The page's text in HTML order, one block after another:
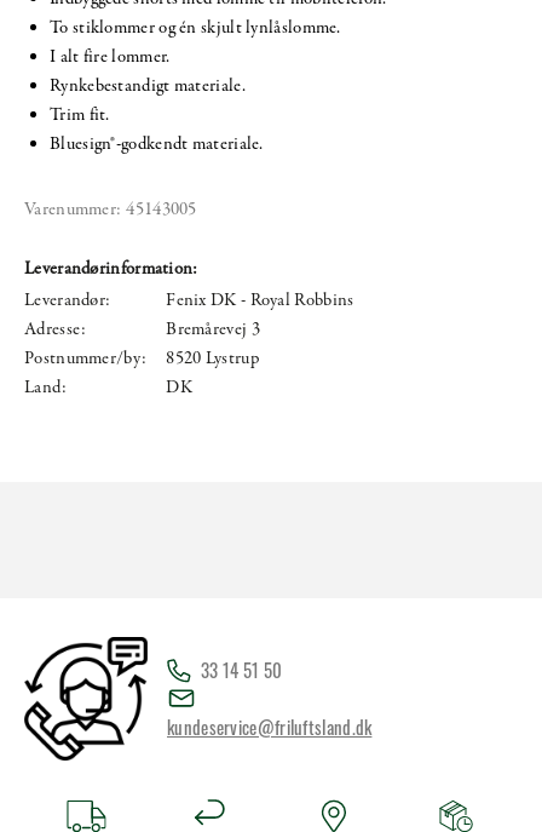
To stiklommer og én skjult lynlåslomme.
I alt fire lommer.
Rynkebestandigt materiale.
Trim fit.
Bluesign®-godkendt materiale.
Varenummer: 45143005
Leverandørinformation:
Leverandør:
Fenix DK - Royal Robbins
Adresse:
Bremårevej 3
Postnummer/by:
8520 Lystrup
Land:
DK
33 14 51 50
kundeservice@friluftsland.dk